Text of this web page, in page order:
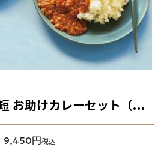
[夏のおすすめ]時短 お助けカレーセット（冷凍食品）
9,450円税込